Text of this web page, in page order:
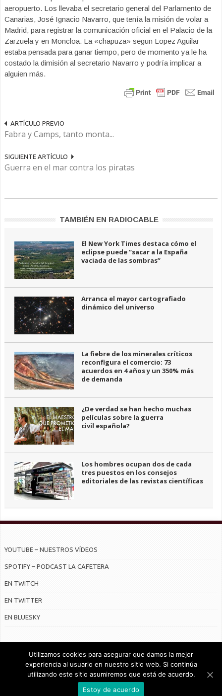
aeropuerto. Los llevaba el secretario general del Parlamento de
Canarias, José Ignacio Navarro, que tenía la misión de volar a
Madrid, para registrar la comunicación oficial en el Palacio de la
Zarzuela y en Moncloa. La «chapuza» segun Lopez Aguilar
estaba pensada para ganar tiempo, pero de momento ya le ha
costado la dimisión al secretario Navarro y podría implicar a
alguien más.
ARTÍCULO PREVIO
Fabra y Camps, tanto monta...
SIGUIENTE ARTÍCULO
Guerra en el mar contra los piratas
TAMBIÉN EN RADIOCABLE
El New York Times destaca cómo el
eclipse puede “sacar a la España
vaciada de las sombras”
Arranca el mayor cartografiado
dinámico del universo
La fiebre de los minerales críticos
reconfigura el comercio: 73
acuerdos en 4 años y un 350% más
de demanda
¿De verdad se han hecho muchas
películas sobre la guerra
civil española?
Los hombres ocupan dos de cada
tres puestos en los consejos
editoriales de las revistas científicas
YOUTUBE – NUESTROS VÍDEOS
SPOTIFY – PODCAST LA CAFETERA
EN TWITCH
EN TWITTER
EN BLUESKY
© Radiocable en Internet S.L.
CONTRATO DE SERVICIOS Y POLÍTICA DE PRIVACIDAD
Utilizamos cookies para asegurar que damos la mejor
experiencia al usuario en nuestro sitio web. Si continúa
utilizando este sitio asumiremos que está de acuerdo.
Estoy de acuerdo